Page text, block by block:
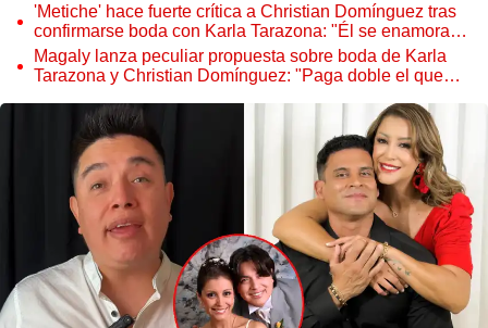
'Metiche' hace fuerte crítica a Christian Domínguez tras
confirmarse boda con Karla Tarazona: "Él se enamora
de una y de otra"
Magaly lanza peculiar propuesta sobre boda de Karla
Tarazona y Christian Domínguez: "Paga doble el que